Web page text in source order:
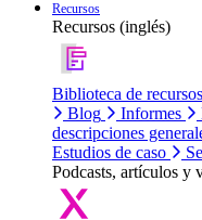
Recursos
Recursos (inglés)
Biblioteca de recursos
Blog
Informes
descripciones
Estudios de caso
Podcasts, artículos y